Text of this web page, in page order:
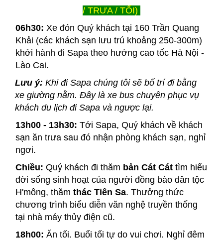
/ TRƯA / TỐI)
06h30: Xe đón Quý khách tại 160 Trần Quang
Khải (các khách sạn lưu trú khoảng 250-300m)
khởi hành đi Sapa theo hướng cao tốc Hà Nội -
Lào Cai.
Lưu ý: Khi đi Sapa chúng tôi sẽ bố trí đi bằng
xe giường nằm. Đây là xe bus chuyên phục vụ
khách du lịch đi Sapa và ngược lại.
13h00 - 13h30: Tới Sapa, Quý khách về khách
sạn ăn trưa sau đó nhận phòng khách sạn, nghỉ
ngơi.
Chiều: Quý khách đi thăm bản Cát Cát tìm hiểu
đời sống sinh hoạt của người đồng bào dân tộc
H'mông, thăm thác Tiên Sa. Thưởng thức
chương trình biểu diễn văn nghệ truyền thống
tại nhà máy thủy điện cũ.
18h00: Ăn tối. Buổi tối tự do vui chơi. Nghỉ đêm